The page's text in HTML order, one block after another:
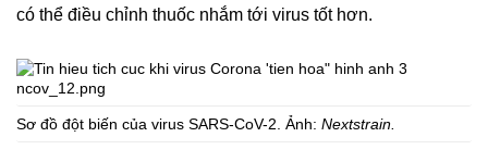
có thể điều chỉnh thuốc nhắm tới virus tốt hơn.
Sơ đồ đột biến của virus SARS-CoV-2. Ảnh: Nextstrain.